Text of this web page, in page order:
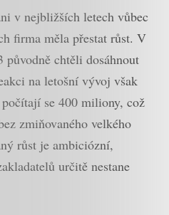
v nejbližších letech vůbec
firma měla přestat růst. V
původně chtěli dosáhnout
na letošní vývoj však
se 400 miliony, což
zmiňovaného velkého
růst je ambiciózní,
určitě nestane